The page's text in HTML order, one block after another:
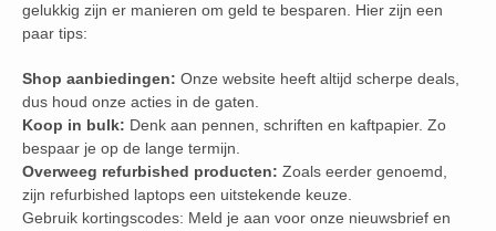
gelukkig zijn er manieren om geld te besparen. Hier zijn een
paar tips:
Shop aanbiedingen: Onze website heeft altijd scherpe deals,
dus houd onze acties in de gaten.
Koop in bulk: Denk aan pennen, schriften en kaftpapier. Zo
bespaar je op de lange termijn.
Overweeg refurbished producten: Zoals eerder genoemd,
zijn refurbished laptops een uitstekende keuze.
Gebruik kortingscodes: Meld je aan voor onze nieuwsbrief en